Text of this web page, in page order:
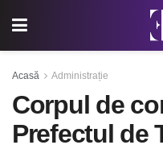
Acasă Administrație
Corpul de
Prefectul de